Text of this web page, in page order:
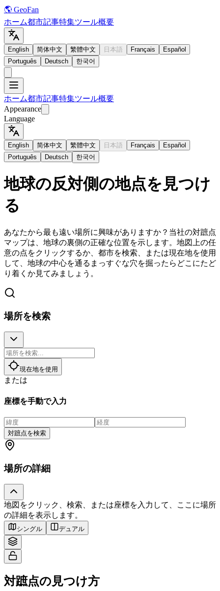
🌎 GeoFan
ホーム都市記事特集ツール概要
English 简体中文 繁體中文 日本語 Français
Español
Português
Deutsch 한국어
ホーム都市記事特集ツール概要
Appearance
Language
English 简体中文 繁體中文 日本語 Français
Español
Português
Deutsch 한국어
地球の反対側の地点を見つけ
る
あなたから最も遠い場所に興味がありますか？当社の対蹠点
マップは、地球の裏側の正確な位置を示します。地図上の任
意の点をクリックするか、都市を検索、または現在地を使用
して、地球の中心を通るまっすぐな穴を掘ったらどこにたど
り着くか見てみましょう。
場所を検索
現在地を使用
または
座標を手動で入力
対蹠点を検索
場所の詳細
地図をクリック、検索、または座標を入力して、ここに場所
の詳細を表示します。
Tiles © Esri — Source: Esri, i-cubed, USDA, USGS, AEX, GeoEye,
Getmapping, Aerogrid, IGN, IGP, UPR-EGP, and the GIS User Community
シングル デュアル
対蹠点の見つけ方